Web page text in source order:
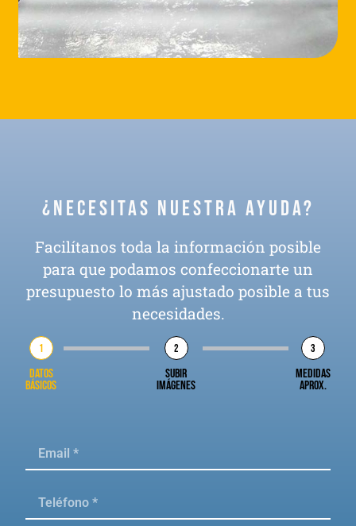
¿Necesitas nuestra ayuda?
Facilítanos toda la información posible
para que podamos confeccionarte un
presupuesto lo más ajustado posible a tus
necesidades.
1
Datos
básicos
2
Subir
imágenes
3
Medidas
aprox.